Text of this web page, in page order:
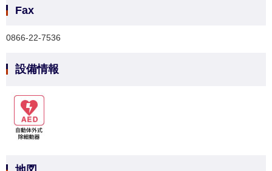
Fax
0866-22-7536
設備情報